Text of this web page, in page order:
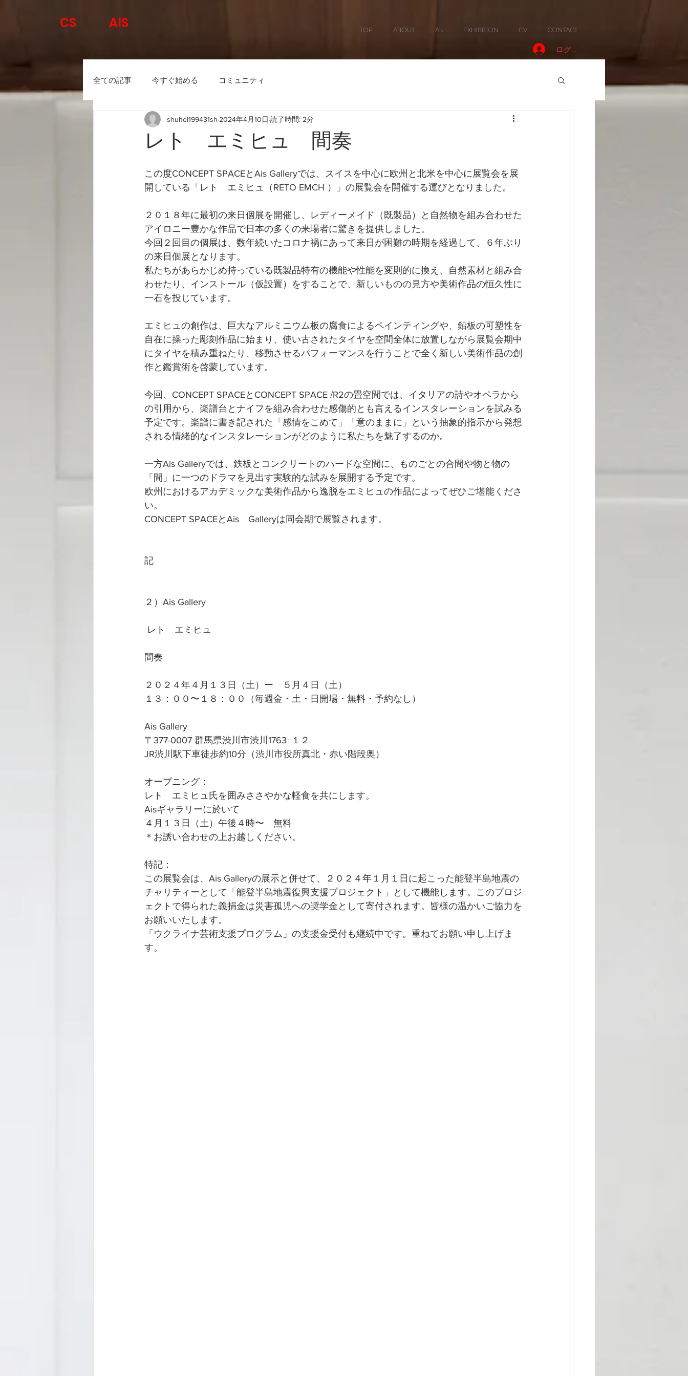
CS AIS TOP ABOUT Ais EXHIBITION CV CONTACT
ログイン
全ての記事 今すぐ始める コミュニティ
レト エミヒュ 間奏
shuhei199431sh 2024年4月10日 読了時間: 2分
この度CONCEPT SPACEとAis Galleryでは、スイスを中心に欧州と北米を中心に展覧会を展
開している「レト　エミヒュ（RETO EMCH ）」の展覧会を開催する運びとなりました。
２０１８年に最初の来日個展を開催し、レディーメイド（既製品）と自然物を組み合わせた
アイロニー豊かな作品で日本の多くの来場者に驚きを提供しました。
今回２回目の個展は、数年続いたコロナ禍にあって来日が困難の時期を経過して、６年ぶり
の来日個展となります。
私たちがあらかじめ持っている既製品特有の機能や性能を変則的に換え、自然素材と組み合
わせたり、インストール（仮設置）をすることで、新しいものの見方や美術作品の恒久性に
一石を投じています。
エミヒュの創作は、巨大なアルミニウム板の腐食によるペインティングや、鉛板の可塑性を
自在に操った彫刻作品に始まり、使い古されたタイヤを空間全体に放置しながら展覧会期中
にタイヤを積み重ねたり、移動させるパフォーマンスを行うことで全く新しい美術作品の創
作と鑑賞術を啓蒙しています。
今回、CONCEPT SPACEとCONCEPT SPACE /R2の畳空間では、イタリアの詩やオペラから
の引用から、楽譜台とナイフを組み合わせた感傷的とも言えるインスタレーションを試みる
予定です。楽譜に書き記された「感情をこめて」「意のままに」という抽象的指示から発想
される情緒的なインスタレーションがどのように私たちを魅了するのか。
一方Ais Galleryでは、鉄板とコンクリートのハードな空間に、ものごとの合間や物と物の
「間」に一つのドラマを見出す実験的な試みを展開する予定です。
欧州におけるアカデミックな美術作品から逸脱をエミヒュの作品によってぜひご堪能くださ
い。
CONCEPT SPACEとAis　Galleryは同会期で展覧されます。
記
２）Ais Gallery
レト　エミヒュ
間奏
２０２４年４月１３日（土）ー　５月４日（土）
１３：００〜１８：００（毎週金・土・日開場・無料・予約なし）
Ais Gallery
〒377-0007 群馬県渋川市渋川1763−１２
JR渋川駅下車徒歩約10分（渋川市役所真北・赤い階段奥）
オープニング：
レト　エミヒュ氏を囲みささやかな軽食を共にします。
Aisギャラリーに於いて
４月１３日（土）午後４時〜　無料
＊お誘い合わせの上お越しください。
特記：
この展覧会は、Ais Galleryの展示と併せて、２０２４年１月１日に起こった能登半島地震の
チャリティーとして「能登半島地震復興支援プロジェクト」として機能します。このプロジ
ェクトで得られた義捐金は災害孤児への奨学金として寄付されます。皆様の温かいご協力を
お願いいたします。
「ウクライナ芸術支援プログラム」の支援金受付も継続中です。重ねてお願い申し上げま
す。